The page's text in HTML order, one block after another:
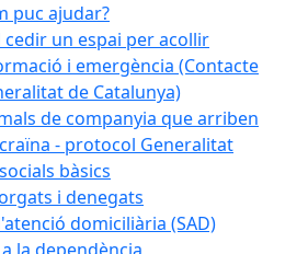
puc ajudar?
cedir un espai per acollir
i emergència (Contacte
de Catalunya)
de companyia que arriben
- protocol Generalitat
bàsics
i denegats
domiciliària (SAD)